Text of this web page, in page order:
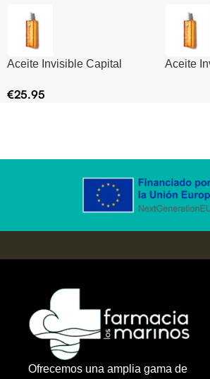
Aceite Invisible Capital
€25.95
Aceite
Ofrecemos una amplia gama de